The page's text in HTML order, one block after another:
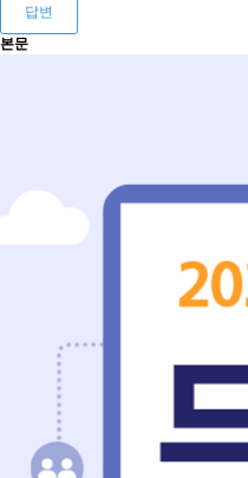
답변
본문